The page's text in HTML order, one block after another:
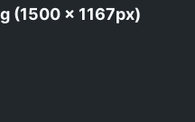
(1500 x 1167px)